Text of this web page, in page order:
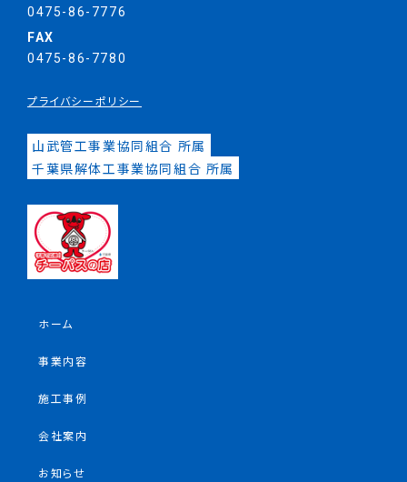
0475-86-7776
FAX
0475-86-7780
プライバシーポリシー
山武管工事業協同組合 所属
千葉県解体工事業協同組合 所属
ホーム
事業内容
施工事例
会社案内
お知らせ